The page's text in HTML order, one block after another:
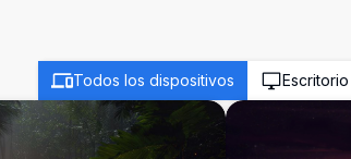
Todos los dispositivos Escritorio